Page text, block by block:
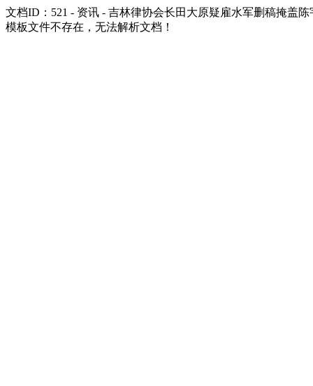
文档ID：521 - 资讯 - 吉林律协会长田大原疑雇水军删稿掩盖
模板文件不存在，无法解析文档！